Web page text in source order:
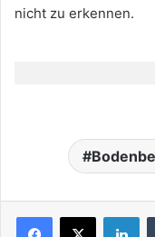
nicht zu erkennen.